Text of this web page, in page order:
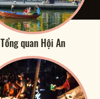
Tổng quan Hội An